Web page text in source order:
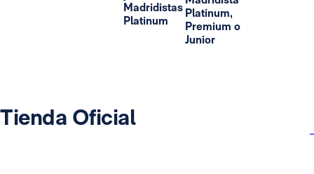
Madridistas
Platinum
Platinum,
Premium o
Junior
Tienda Oficial